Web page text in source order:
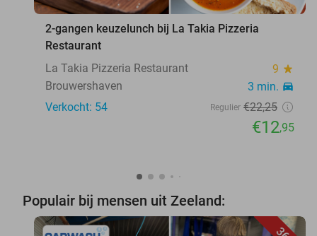
2-gangen keuzelunch bij La Takia Pizzeria
Restaurant
La Takia Pizzeria Restaurant
9 star
Brouwershaven 3 min. directions_car
Verkocht: 54 Regulier €22,25
€12,95
Populair bij mensen uit Zeeland: